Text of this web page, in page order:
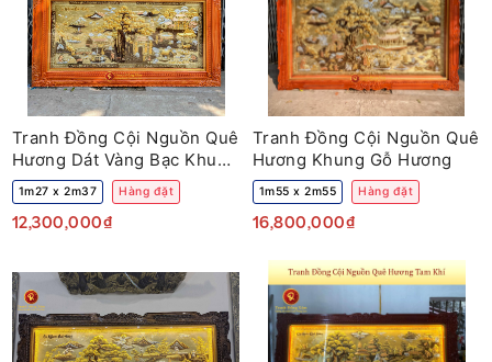
Tranh Đồng Cội Nguồn Quê
Hương Dát Vàng Bạc Khung
Gỗ
1m27 x 2m37 Hàng đặt
12,300,000₫
Tranh Đồng Cội Nguồn Quê
Hương Khung Gỗ Hương
1m55 x 2m55 Hàng đặt
16,800,000₫